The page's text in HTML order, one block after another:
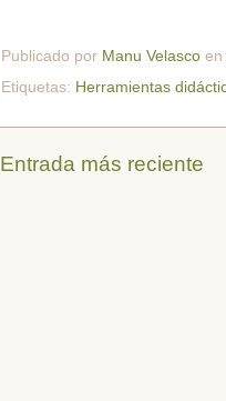
Publicado por Manu Velasco en
Etiquetas: Herramientas
Entrada más reciente